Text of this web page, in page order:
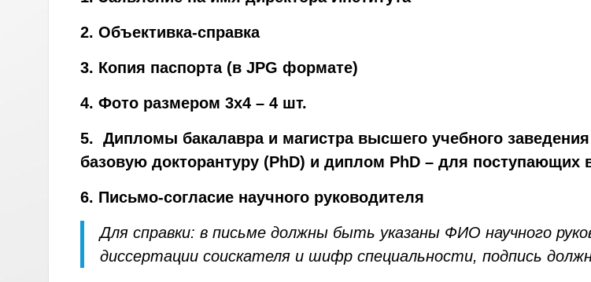
2. Объективка-справка
3. Копия паспорта (в JPG формате)
4. Фото размером 3х4 – 4 шт.
5. Дипломы бакалавра и магистра высшего учебного
базовую докторантуру (PhD) и диплом PhD – для поступающих
6. Письмо-согласие научного руководителя
Для справки: в письме должны быть указаны ФИО научного
диссертации соискателя и шифр специальности, подпись